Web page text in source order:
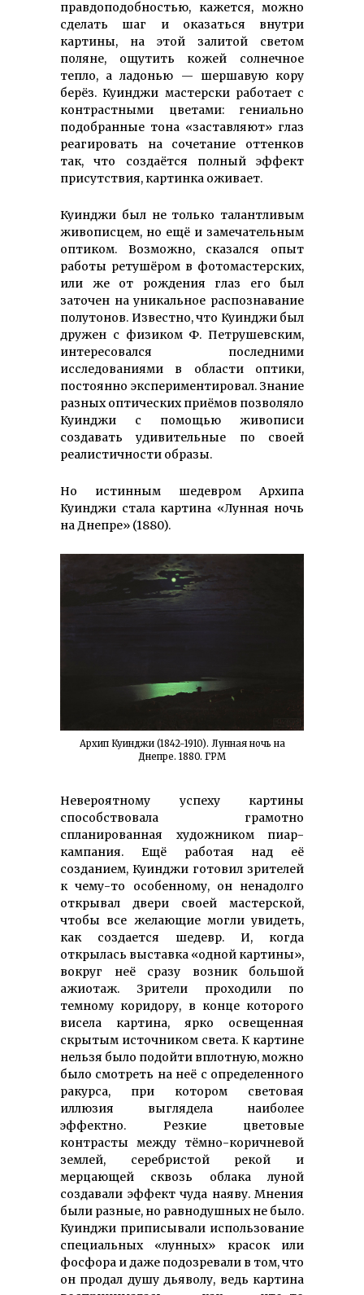
правдоподобностью, кажется, можно
сделать шаг и оказаться внутри
картины, на этой залитой светом
поляне, ощутить кожей солнечное
тепло, а ладонью — шершавую кору
берёз. Куинджи мастерски работает с
контрастными цветами: гениально
подобранные тона «заставляют» глаз
реагировать на сочетание оттенков
так, что создаётся полный эффект
присутствия, картинка оживает.
Куинджи был не только талантливым
живописцем, но ещё и замечательным
оптиком. Возможно, сказался опыт
работы ретушёром в фотомастерских,
или же от рождения глаз его был
заточен на уникальное распознавание
полутонов. Известно, что Куинджи был
дружен с физиком Ф. Петрушевским,
интересовался последними
исследованиями в области оптики,
постоянно экспериментировал. Знание
разных оптических приёмов позволяло
Куинджи с помощью живописи
создавать удивительные по своей
реалистичности образы.
Но истинным шедевром Архипа
Куинджи стала картина «Лунная ночь
на Днепре» (1880).
Архип Куинджи (1842-1910). Лунная ночь на
Днепре. 1880. ГРМ
Невероятному успеху картины
способствовала грамотно
спланированная художником пиар-
кампания. Ещё работая над её
созданием, Куинджи готовил зрителей
к чему-то особенному, он ненадолго
открывал двери своей мастерской,
чтобы все желающие могли увидеть,
как создается шедевр. И, когда
открылась выставка «одной картины»,
вокруг неё сразу возник большой
ажиотаж. Зрители проходили по
темному коридору, в конце которого
висела картина, ярко освещенная
скрытым источником света. К картине
нельзя было подойти вплотную, можно
было смотреть на неё с определенного
ракурса, при котором световая
иллюзия выглядела наиболее
эффектно. Резкие цветовые
контрасты между тёмно-коричневой
землей, серебристой рекой и
мерцающей сквозь облака луной
создавали эффект чуда наяву. Мнения
были разные, но равнодушных не было.
Куинджи приписывали использование
специальных «лунных» красок или
фосфора и даже подозревали в том, что
он продал душу дьяволу, ведь картина